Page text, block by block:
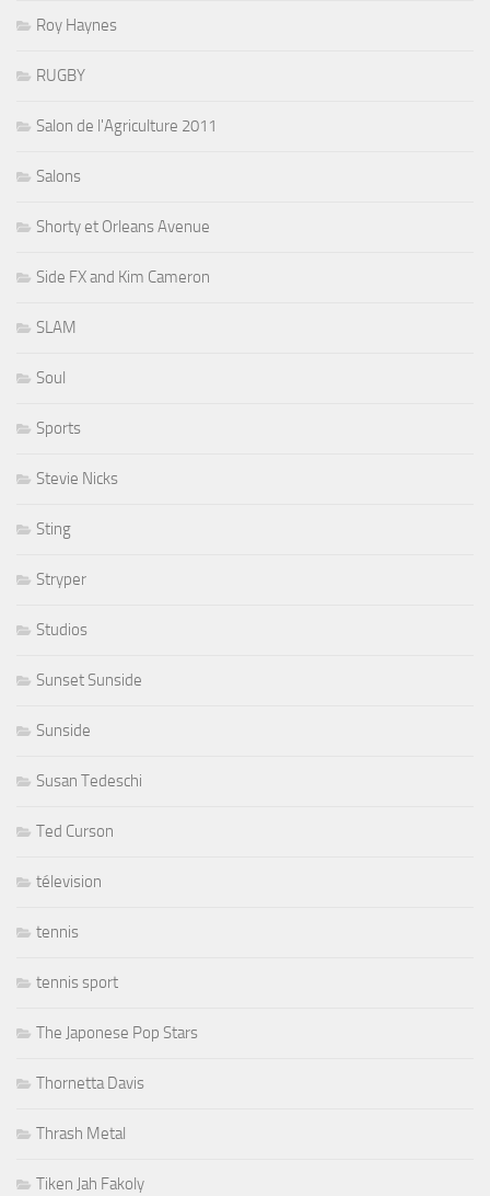
Roy Haynes
RUGBY
Salon de l'Agriculture 2011
Salons
Shorty et Orleans Avenue
Side FX and Kim Cameron
SLAM
Soul
Sports
Stevie Nicks
Sting
Stryper
Studios
Sunset Sunside
Sunside
Susan Tedeschi
Ted Curson
télevision
tennis
tennis sport
The Japonese Pop Stars
Thornetta Davis
Thrash Metal
Tiken Jah Fakoly